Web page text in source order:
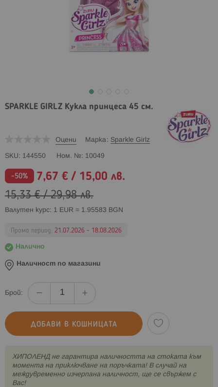
SPARKLE GIRLZ Кукла принцеса 45 см.
Оцени Марка Sparkle Girlz
SKU 144550 Ном. № 10049
-50%
Промо
7,67 € / 15,00 лв.
15,33 €/29,98 лв.
Валутен курс: 1 EUR = 1.95583 BGN
Промо период: 21.07.2026 - 18.08.2026
Налично
Наличност по магазини
Брой:
ДОБАВИ В КОШНИЦАТА
XИПОЛЕНД не гарантира наличността на стоката към
момента на приключване на поръчката! В случай на
междувременно изчерпана наличност, ще се свържем с
Вас!